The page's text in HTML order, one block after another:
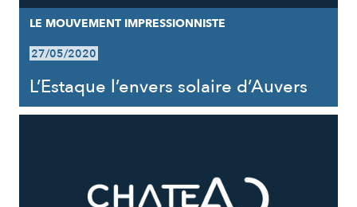
LE MOUVEMENT IMPRESSIONNISTE
27/05/2020
L’Estaque l’envers solaire d’Auvers